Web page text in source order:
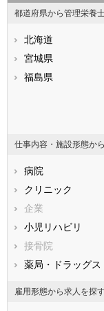
都道府県から管理栄養
北海道
宮城県
福島県
石川県
静岡県
滋賀県
兵庫県
鳥取県
広島県
香川県
仕事内容・施設形態か
病院
クリニック
企業
小児リハビリ
接骨院
薬局・ドラッグス
雇用形態から求人を探